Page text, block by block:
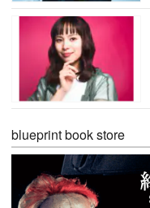
blueprint book store